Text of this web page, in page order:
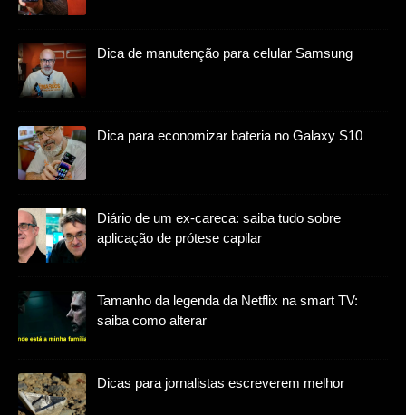
Dica de manutenção para celular Samsung
Dica para economizar bateria no Galaxy S10
Diário de um ex-careca: saiba tudo sobre
aplicação de prótese capilar
Tamanho da legenda da Netflix na smart TV:
saiba como alterar
Dicas para jornalistas escreverem melhor